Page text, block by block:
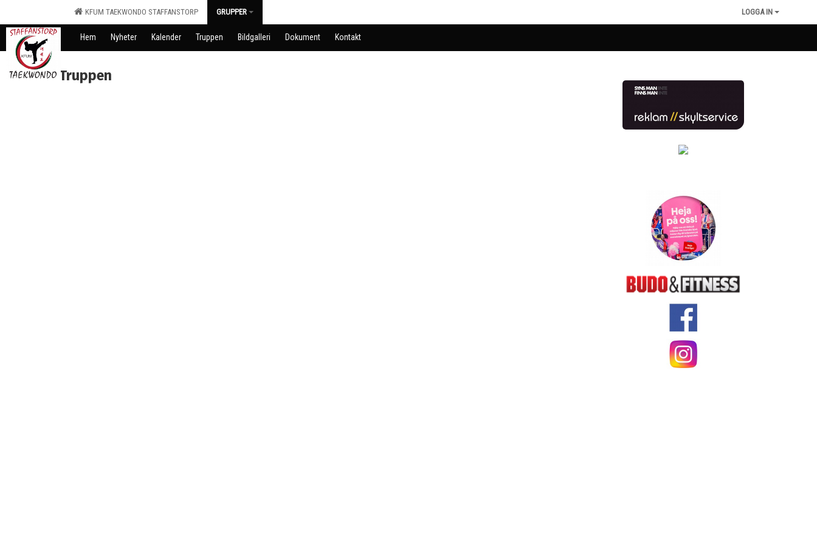
KFUM TAEKWONDO STAFFANSTORP GRUPPER LOGGA IN
Hem Nyheter Kalender Truppen Bildgalleri Dokument Kontakt
Truppen